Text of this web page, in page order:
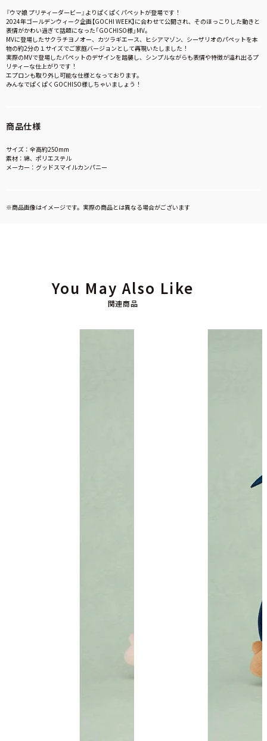
『ウマ娘 プリティーダービー』よりぱくぱくパペットが登場です！
2024年ゴールデンウィーク企画【GOCHI WEEK】に合わせて公開され、そのほっこりした動きと
表情がかわい過ぎて話題になった「GOCHISO様」MV。
MVに登場したサクラチヨノオー、カツラギエース、ヒシアマゾン、シーザリオのパペットを本
物の約2分の１サイズでご家庭バージョンとして再現いたしました！
実際のMVで登場したパペットのデザインを踏襲し、シンプルながらも表情や特徴が溢れ出るプ
リティーな仕上がりです！
エプロンも取り外し可能な仕様となっております。
みんなでぱくぱくGOCHISO様しちゃいましょう！
商品仕様
サイズ：全高約250mm
素材：綿、ポリエステル
メーカー：グッドスマイルカンパニー
※商品画像はイメージです。実際の商品とは異なる場合がございます
関連商品
You May Also Like